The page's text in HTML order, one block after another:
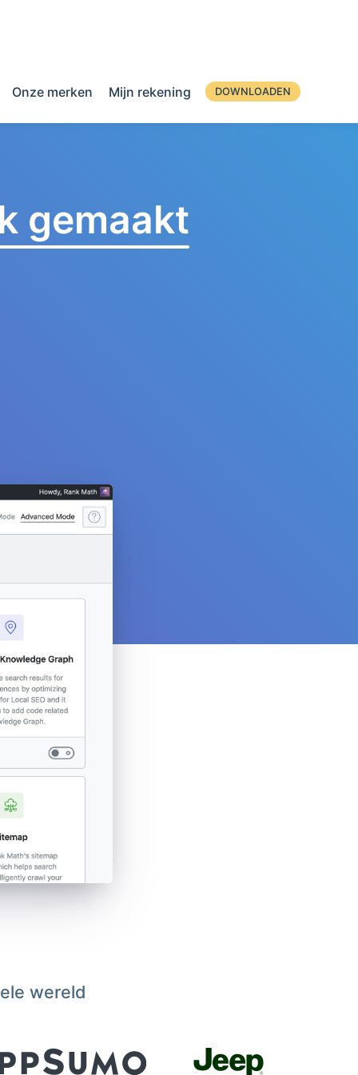
Onze merken Mijn rekening DOWNLOADEN
gemaakt
wereld